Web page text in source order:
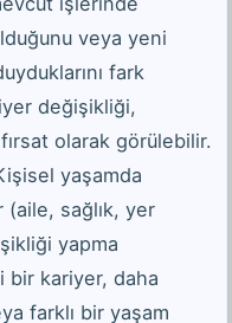
veya yeni
fark
değişikliği,
olarak görülebilir.
yaşamda
sağlık, yer
yapma
bir kariyer, daha
farklı bir yaşam